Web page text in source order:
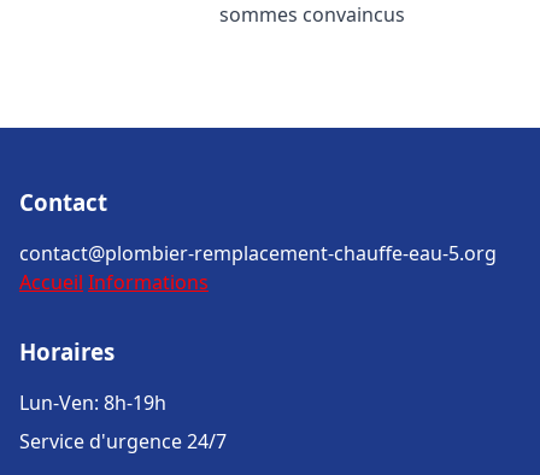
sommes convaincus
Contact
contact@plombier-remplacement-chauffe-eau-5.org
Accueil Informations
Horaires
Lun-Ven: 8h-19h
Service d'urgence 24/7